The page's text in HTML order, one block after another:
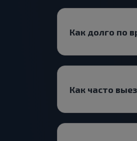
Как долго по
Как часто